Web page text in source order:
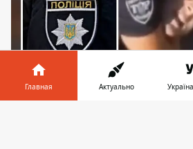
Главная Актуально